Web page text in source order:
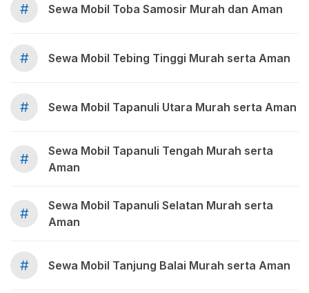
# Sewa Mobil Toba Samosir Murah dan Aman
# Sewa Mobil Tebing Tinggi Murah serta Aman
# Sewa Mobil Tapanuli Utara Murah serta Aman
#
Sewa Mobil Tapanuli Tengah Murah serta
Aman
#
Sewa Mobil Tapanuli Selatan Murah serta
Aman
# Sewa Mobil Tanjung Balai Murah serta Aman